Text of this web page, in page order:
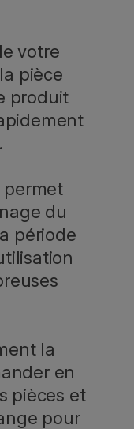
votre
pièce
produit
du
période
la
en
pièces et
pour